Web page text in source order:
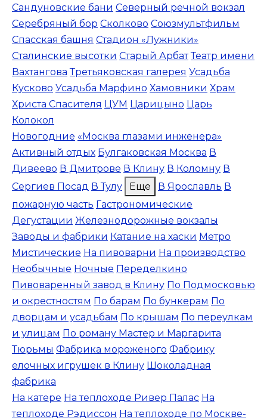
Сандуновские бани Северный речной вокзал
Серебряный бор Сколково Союзмультфильм
Спасская башня Стадион «Лужники»
Сталинские высотки Старый Арбат Театр имени
Вахтангова Третьяковская галерея Усадьба
Кусково Усадьба Марфино Хамовники Храм
Христа Спасителя ЦУМ Царицыно Царь
Колокол
Новогодние «Москва глазами инженера»
Активный отдых Булгаковская Москва В
Дивеево В Дмитрове В Клину В Коломну В
Сергиев Посад В Тулу Еще В Ярославль В
пожарную часть Гастрономические
Дегустации Железнодорожные вокзалы
Заводы и фабрики Катание на хаски Метро
Мистические На пивоварни На производство
Необычные Ночные Переделкино
Пивоваренный завод в Клину По Подмосковью
и окрестностям По барам По бункерам По
дворцам и усадьбам По крышам По переулкам
и улицам По роману Мастер и Маргарита
Тюрьмы Фабрика мороженого Фабрику
елочных игрушек в Клину Шоколадная
фабрика
На катере На теплоходе Ривер Палас На
теплоходе Рэдиссон На теплоходе по Москве-